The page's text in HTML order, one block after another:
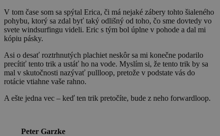
V tom čase som sa spýtal Erica, či má nejaké zábery tohto šialeného
pohybu, ktorý sa zdal byť taký odlišný od toho, čo sme dovtedy vo
svete windsurfingu videli. Eric s tým bol úplne v pohode a dal mi
kópiu pásky.
Asi o desať roztrhnutých plachiet neskôr sa mi konečne podarilo
precítiť tento trik a ustáť ho na vode. Myslím si, že tento trik by sa
mal v skutočnosti nazývať pullloop, pretože v podstate vás do
rotácie vtiahne vaše rahno.
A ešte jedna vec – keď ten trik pretočíte, bude z neho forwardloop.
Peter Garzke